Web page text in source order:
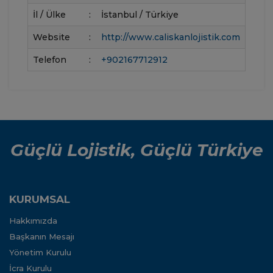
İl / Ülke : İstanbul / Türkiye
Website : http://www.caliskanlojistik.com
Telefon : +902167712912
Güçlü Lojistik, Güçlü Türkiye
KURUMSAL
Hakkımızda
Başkanın Mesajı
Yönetim Kurulu
İcra Kurulu